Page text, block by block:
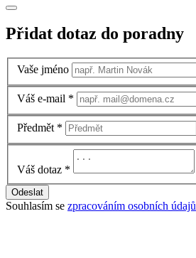
Přidat dotaz do poradny
Vaše jméno
Váš e-mail *
Předmět *
Váš dotaz *
Odeslat
Souhlasím se zpracováním osobních údajů